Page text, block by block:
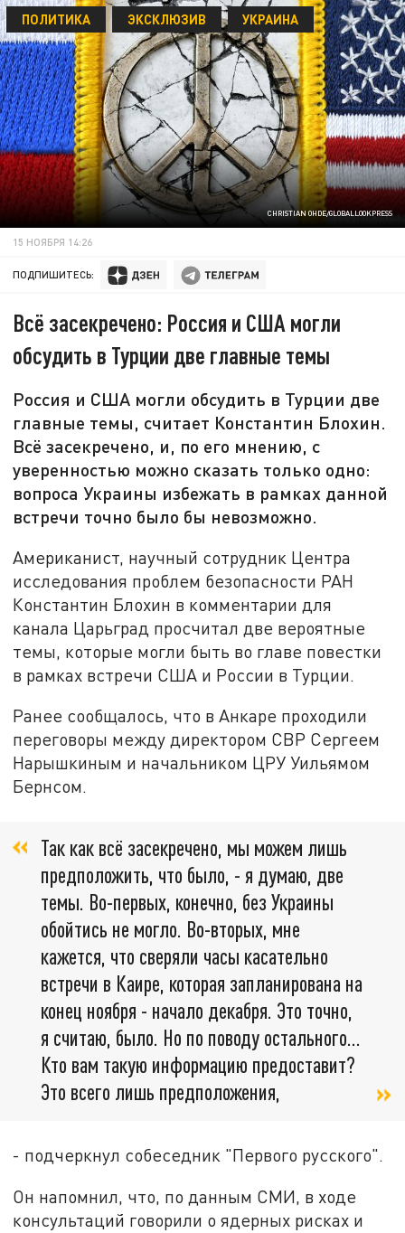
CHRISTIAN OHDE/GLOBALLOOKPRESS
ПОЛИТИКА ЭКСКЛЮЗИВ УКРАИНА
15 НОЯБРЯ 14:26
ПОДПИШИТЕСЬ:
Всё засекречено: Россия и США могли
обсудить в Турции две главные темы
Россия и США могли обсудить в Турции две
главные темы, считает Константин Блохин.
Всё засекречено, и, по его мнению, с
уверенностью можно сказать только одно:
вопроса Украины избежать в рамках данной
встречи точно было бы невозможно.
Американист, научный сотрудник Центра
исследования проблем безопасности РАН
Константин Блохин в комментарии для
канала Царьград просчитал две вероятные
темы, которые могли быть во главе повестки
в рамках встречи США и России в Турции.
Ранее сообщалось, что в Анкаре проходили
переговоры между директором СВР Сергеем
Нарышкиным и начальником ЦРУ Уильямом
Бернсом.
Так как всё засекречено, мы можем лишь
предположить, что было, - я думаю, две
темы. Во-первых, конечно, без Украины
обойтись не могло. Во-вторых, мне
кажется, что сверяли часы касательно
встречи в Каире, которая запланирована на
конец ноября - начало декабря. Это точно,
я считаю, было. Но по поводу остального…
Кто вам такую информацию предоставит?
Это всего лишь предположения,
- подчеркнул собеседник "Первого русского".
Он напомнил, что, по данным СМИ, в ходе
консультаций говорили о ядерных рисках и